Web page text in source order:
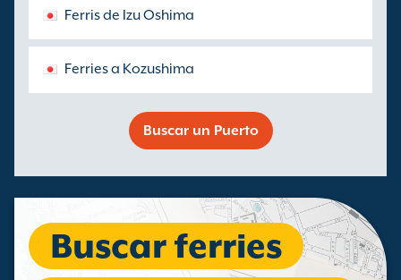
Ferris de Izu Oshima
Ferries a Kozushima
Buscar un Puerto
Buscar ferries